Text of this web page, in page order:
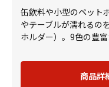
缶飲料や小型のペット
やテーブルが濡れるの
ホルダー）。9色の豊
商品詳